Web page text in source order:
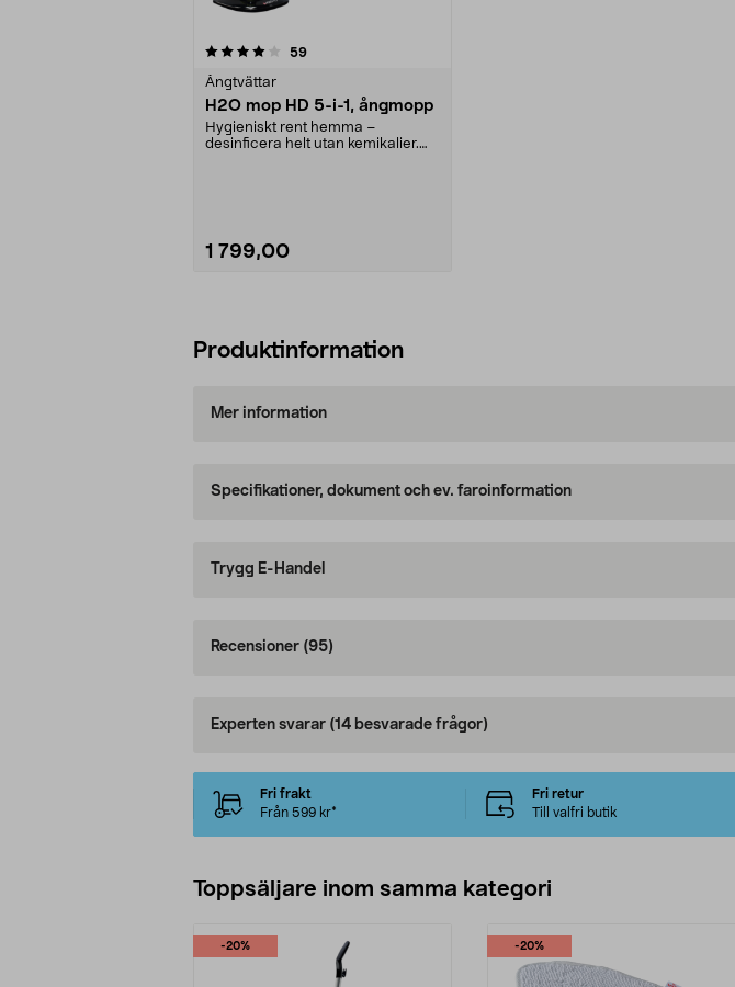
59recensioner
Ångtvättar
H2O mop HD 5-i-1, ångmopp
Hygieniskt rent hemma –
desinficera helt utan kemikalier.
1 799,00
Produktinformation
Mer information
Specifikationer, dokument och ev. faroinformation
Trygg E-Handel
Recensioner (95)
Experten svarar (14 besvarade frågor)
Fri frakt
Från 599 kr*
Fri retur
Till valfri butik
Toppsäljare inom samma kategori
-20% -20%